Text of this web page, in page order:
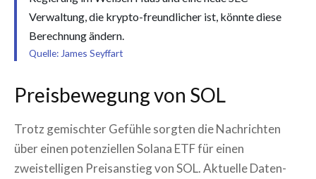
Verwaltung, die krypto-freundlicher ist, könnte diese
Berechnung ändern.
Quelle: James Seyffart
Preisbewegung von SOL
Trotz gemischter Gefühle sorgten die Nachrichten
über einen potenziellen Solana ETF für einen
zweistelligen Preisanstieg von SOL. Aktuelle Daten-